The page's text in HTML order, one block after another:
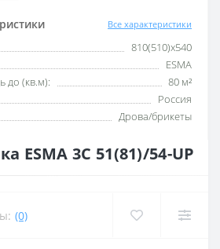
Все характеристики
810(510)х540
ESMA
до (кв.м):
80 м²
Россия
Дрова/брикеты
ESMA 3С 51(81)/54-UP
(0)